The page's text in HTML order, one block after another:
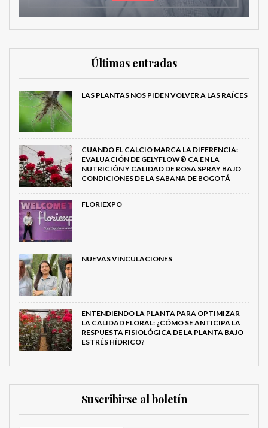
Últimas entradas
LAS PLANTAS NOS PIDEN VOLVER A LAS RAÍCES
CUANDO EL CALCIO MARCA LA DIFERENCIA:
EVALUACIÓN DE GELYFLOW® CA EN LA
NUTRICIÓN Y CALIDAD DE ROSA SPRAY BAJO
CONDICIONES DE LA SABANA DE BOGOTÁ
FLORIEXPO
NUEVAS VINCULACIONES
ENTENDIENDO LA PLANTA PARA OPTIMIZAR
LA CALIDAD FLORAL: ¿CÓMO SE ANTICIPA LA
RESPUESTA FISIOLÓGICA DE LA PLANTA BAJO
ESTRÉS HÍDRICO?
Suscribirse al boletín